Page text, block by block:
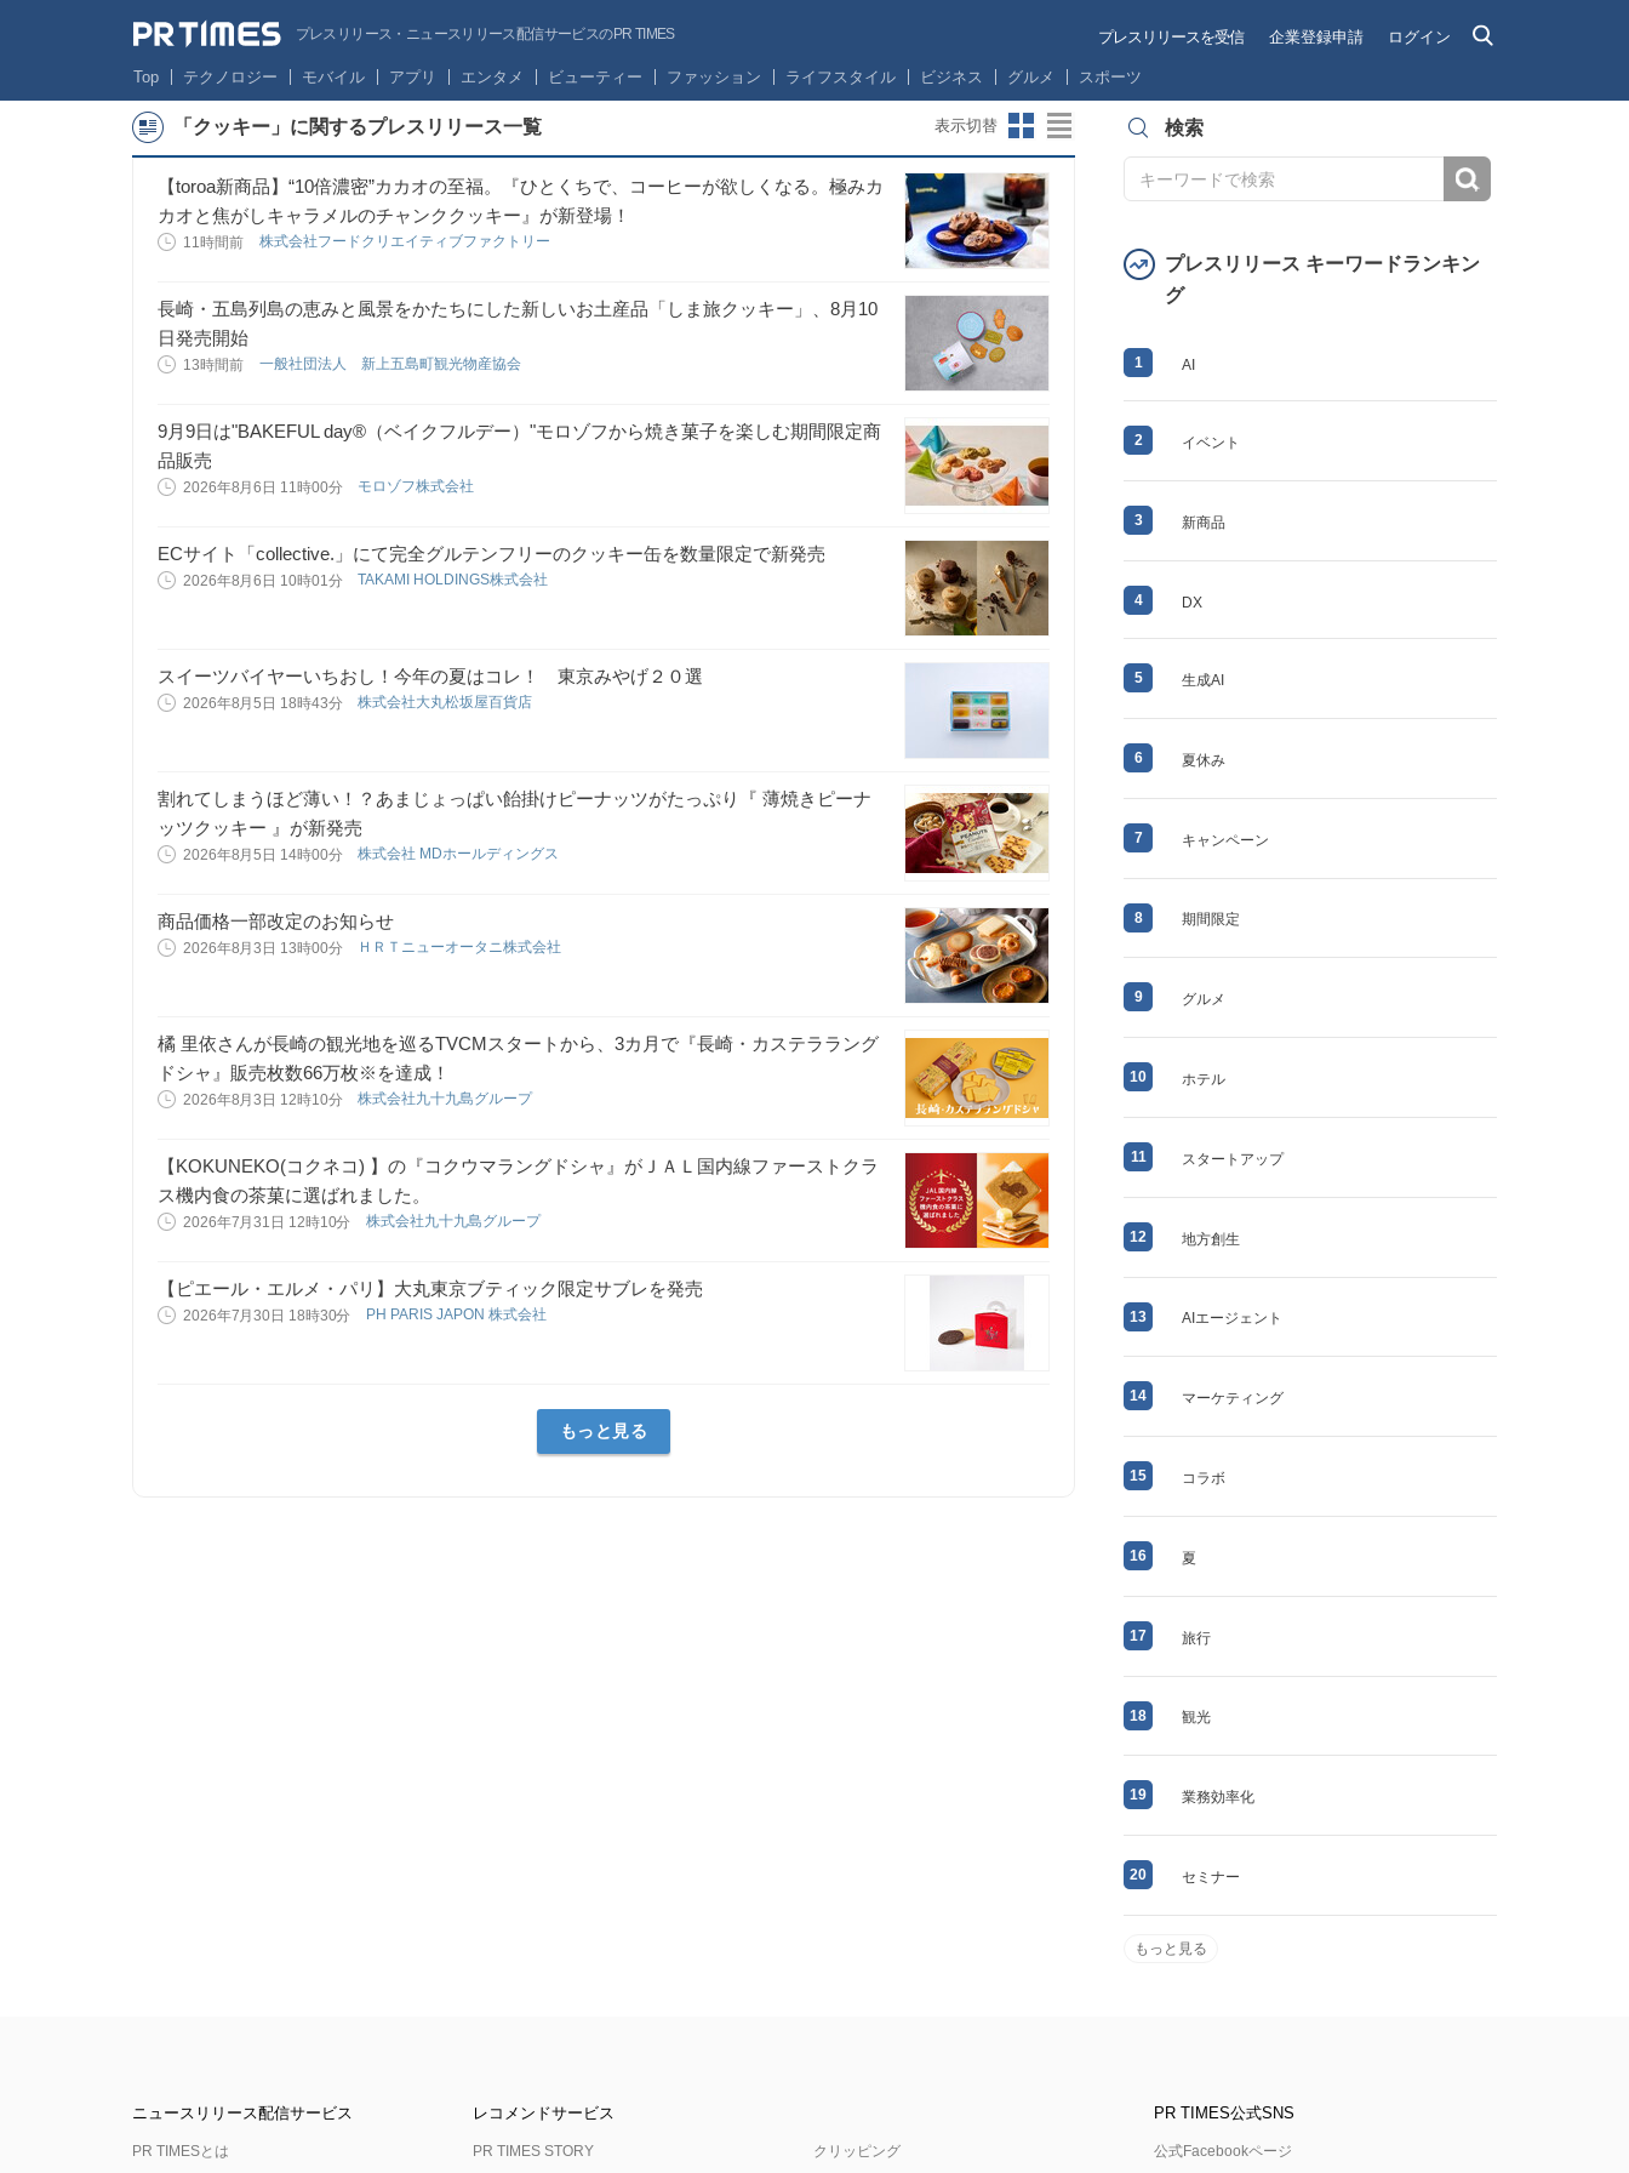
プレスリリース・ニュースリリース配信サービスのPR TIMES プレスリリースを受信 企業登録申請 ログイン
Top テクノロジー モバイル アプリ エンタメ ビューティー ファッション ライフスタイル ビジネス グルメ スポーツ
「クッキー」に関するプレスリリース一覧 表示切替
【toroa新商品】“10倍濃密”カカオの至福。『ひとくちで、コーヒーが欲しくなる。極みカ
カオと焦がしキャラメルのチャンククッキー』が新登場！
11時間前 株式会社フードクリエイティブファクトリー
長崎・五島列島の恵みと風景をかたちにした新しいお土産品「しま旅クッキー」、8月10
日発売開始
13時間前 一般社団法人 新上五島町観光物産協会
9月9日は"BAKEFUL day®（ベイクフルデー）"モロゾフから焼き菓子を楽しむ期間限定商
品販売
2026年8月6日 11時00分 モロゾフ株式会社
ECサイト「collective.」にて完全グルテンフリーのクッキー缶を数量限定で新発売
2026年8月6日 10時01分 TAKAMI HOLDINGS株式会社
スイーツバイヤーいちおし！今年の夏はコレ！ 東京みやげ２０選
2026年8月5日 18時43分 株式会社大丸松坂屋百貨店
割れてしまうほど薄い！？あまじょっぱい飴掛けピーナッツがたっぷり『 薄焼きピーナ
ッツクッキー 』が新発売
2026年8月5日 14時00分 株式会社 MDホールディングス
商品価格一部改定のお知らせ
2026年8月3日 13時00分 ＨＲＴニューオータニ株式会社
橘 里依さんが長崎の観光地を巡るTVCMスタートから、3カ月で『長崎・カステララング
ドシャ』販売枚数66万枚※を達成！
2026年8月3日 12時10分 株式会社九十九島グループ
【KOKUNEKO(コクネコ) 】の『コクウマラングドシャ』がＪＡＬ国内線ファーストクラ
ス機内食の茶菓に選ばれました。
2026年7月31日 12時10分 株式会社九十九島グループ
【ピエール・エルメ・パリ】大丸東京ブティック限定サブレを発売
2026年7月30日 18時30分 PH PARIS JAPON 株式会社
もっと見る
検索
プレスリリース キーワードランキン
グ
1 AI
2 イベント
3 新商品
4 DX
5 生成AI
6 夏休み
7 キャンペーン
8 期間限定
9 グルメ
10 ホテル
11 スタートアップ
12 地方創生
13 AIエージェント
14 マーケティング
15 コラボ
16 夏
17 旅行
18 観光
19 業務効率化
20 セミナー
もっと見る
ニュースリリース配信サービス
PR TIMESとは
レコメンドサービス
PR TIMES STORY クリッピング
PR TIMES公式SNS
公式Facebookページ